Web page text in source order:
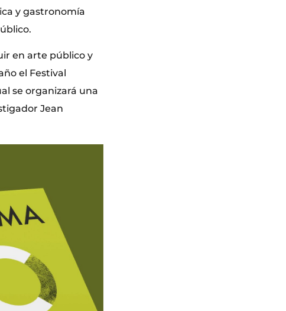
y gastronomía
en arte público y
el Festival
se organizará una
Jean